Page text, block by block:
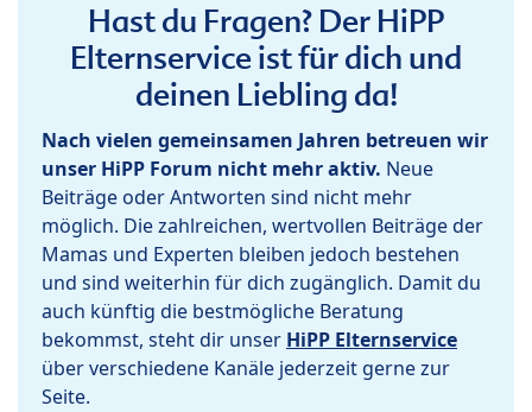
Hast du Fragen? Der HiPP
Elternservice ist für dich und
deinen Liebling da!
Nach vielen gemeinsamen Jahren betreuen wir
unser HiPP Forum nicht mehr aktiv. Neue
Beiträge oder Antworten sind nicht mehr
möglich. Die zahlreichen, wertvollen Beiträge der
Mamas und Experten bleiben jedoch bestehen
und sind weiterhin für dich zugänglich. Damit du
auch künftig die bestmögliche Beratung
bekommst, steht dir unser HiPP Elternservice
über verschiedene Kanäle jederzeit gerne zur
Seite.